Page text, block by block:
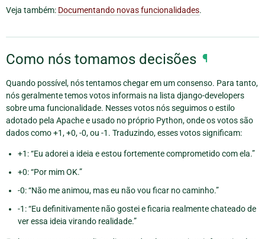
Veja também: Documentando novas funcionalidades.
Como nós tomamos decisões ¶
Quando possível, nós tentamos chegar em um consenso. Para tanto,
nós geralmente temos votos informais na lista django-developers
sobre uma funcionalidade. Nesses votos nós seguimos o estilo
adotado pela Apache e usado no próprio Python, onde os votos são
dados como +1, +0, -0, ou -1. Traduzindo, esses votos significam:
+1: “Eu adorei a ideia e estou fortemente comprometido com ela.”
+0: “Por mim OK.”
-0: “Não me animou, mas eu não vou ficar no caminho.”
-1: “Eu definitivamente não gostei e ficaria realmente chateado de
ver essa ideia virando realidade.”